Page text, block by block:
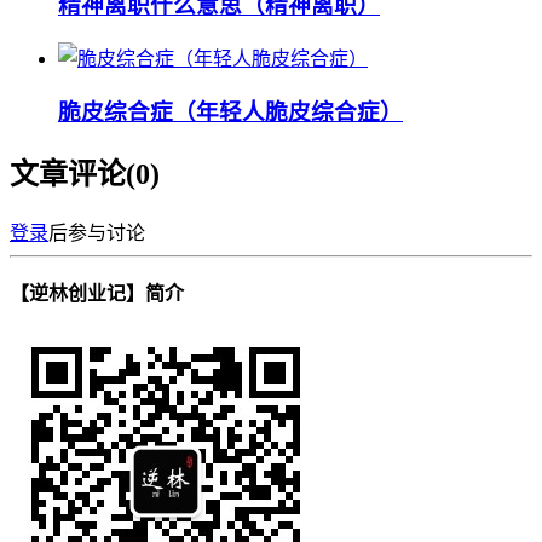
精神离职什么意思（精神离职）
脆皮综合症（年轻人脆皮综合症）
文章评论(0)
登录后参与讨论
【逆林创业记】简介